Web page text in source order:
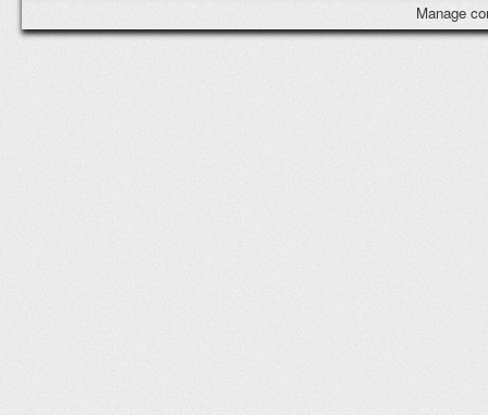
Manage